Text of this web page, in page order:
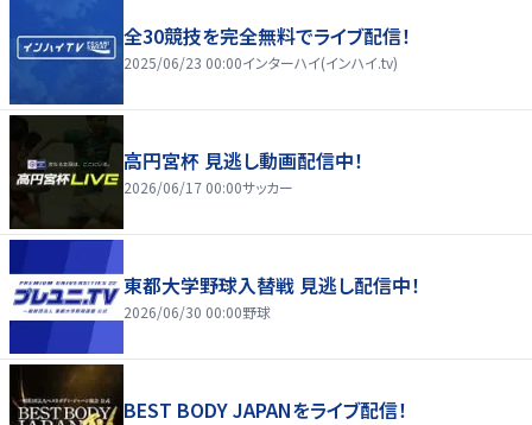
全30競技を完全無料でライブ配信！
2025/06/23 00:00インターハイ(インハイ.tv)
高円宮杯 見逃し動画配信中！
2026/06/17 00:00サッカー
東都大学野球入替戦 見逃し配信中！
2026/06/30 00:00野球
BEST BODY JAPANをライブ配信！